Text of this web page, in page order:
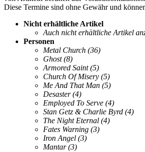
Diese Termine sind ohne Gewähr und
Nicht erhältliche Artikel
Auch nicht erhältliche Artikel
Personen
Metal Church (36)
Ghost (8)
Armored Saint (5)
Church Of Misery (5)
Me And That Man (5)
Desaster (4)
Employed To Serve (4)
Stan Getz & Charlie Byrd (4)
The Night Eternal (4)
Fates Warning (3)
Iron Angel (3)
Mantar (3)